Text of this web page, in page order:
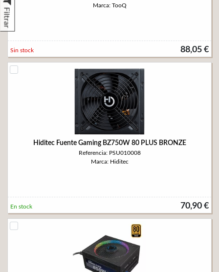
Filtrar
Marca: TooQ
88,05 €
Sin stock
Hiditec Fuente Gaming BZ750W 80 PLUS BRONZE
Referencia: PSU010008
Marca: Hiditec
70,90 €
En stock